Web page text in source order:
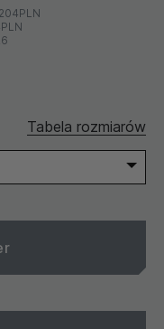
Tabela rozmiarów